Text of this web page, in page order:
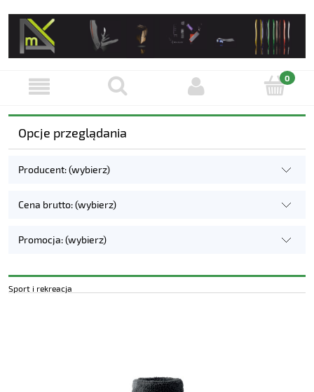
Opcje przeglądania
Producent: (wybierz)
Cena brutto: (wybierz)
Promocja: (wybierz)
Sport i rekreacja